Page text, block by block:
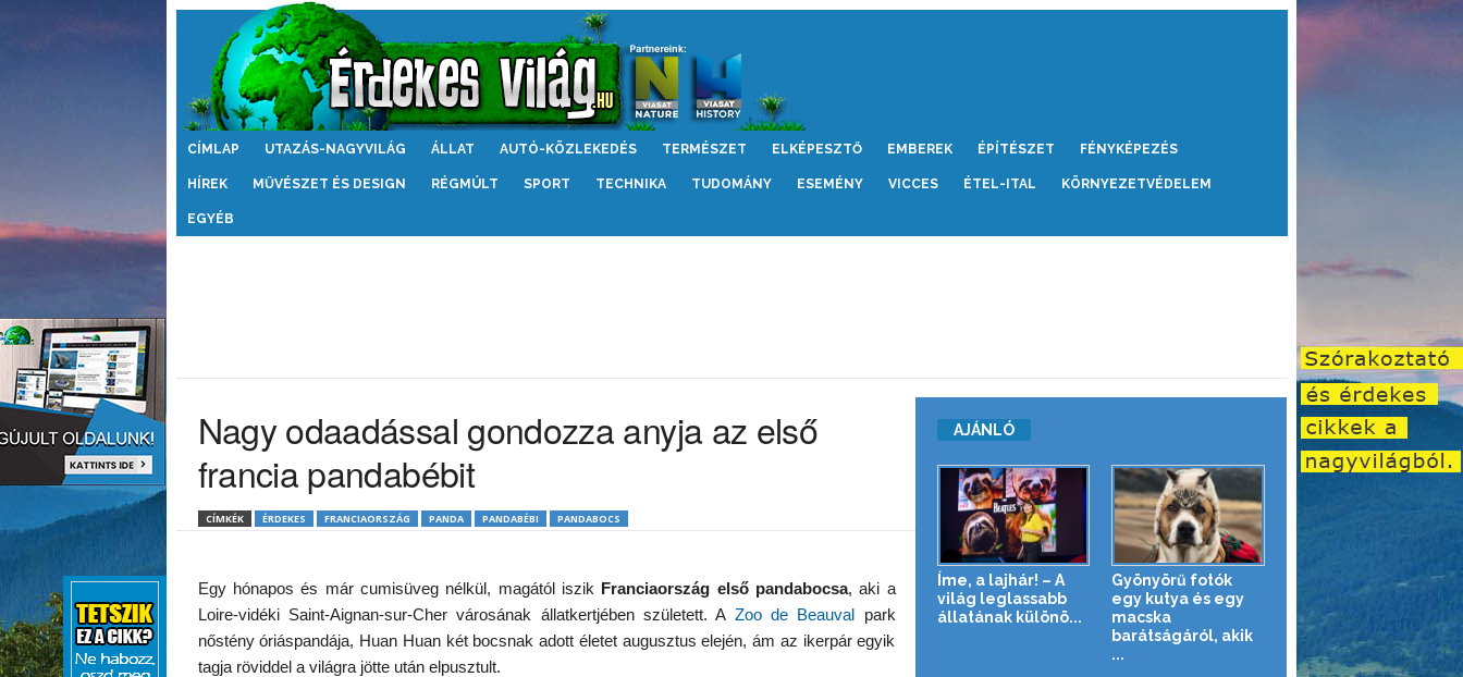
Érdekes
CÍMLAP UTAZÁS-NAGYVILÁG ÁLLAT AUTÓ-KÖZLEKEDÉS TERMÉSZET ELKÉPESZTŐ EMBEREK ÉPÍTÉSZET FÉNYKÉPEZÉS
HÍREK MŰVÉSZET ÉS DESIGN RÉGMÚLT SPORT TECHNIKA TUDOMÁNY ESEMÉNY VICCES ÉTEL-ITAL KÖRNYEZETVÉDELEM
EGYÉB
Nagy odaadással gondozza anyja az első
francia pandabébit
CÍMKÉK ÉRDEKES FRANCIAORSZÁG PANDA PANDABÉBI PANDABOCS
Egy hónapos és már cumisüveg nélkül, magától iszik Franciaország első pandabocsa, aki a
Loire-vidéki Saint-Aignan-sur-Cher városának állatkertjében született. A Zoo de Beauval park
nőstény óriáspandája, Huan Huan két bocsnak adott életet augusztus elején, ám az ikerpár egyik
tagja röviddel a világra jötte után elpusztult.
AJÁNLÓ
Íme, a lajhár! – A
világ leglassabb
állatának különö...
Gyönyörű fotók
egy kutya és egy
macska
barátságáról, akik
...